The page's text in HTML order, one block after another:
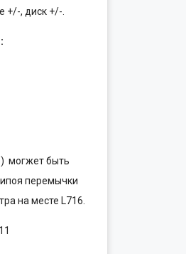
+/-, диск +/-.
могжет быть
перемычки
на месте L716.